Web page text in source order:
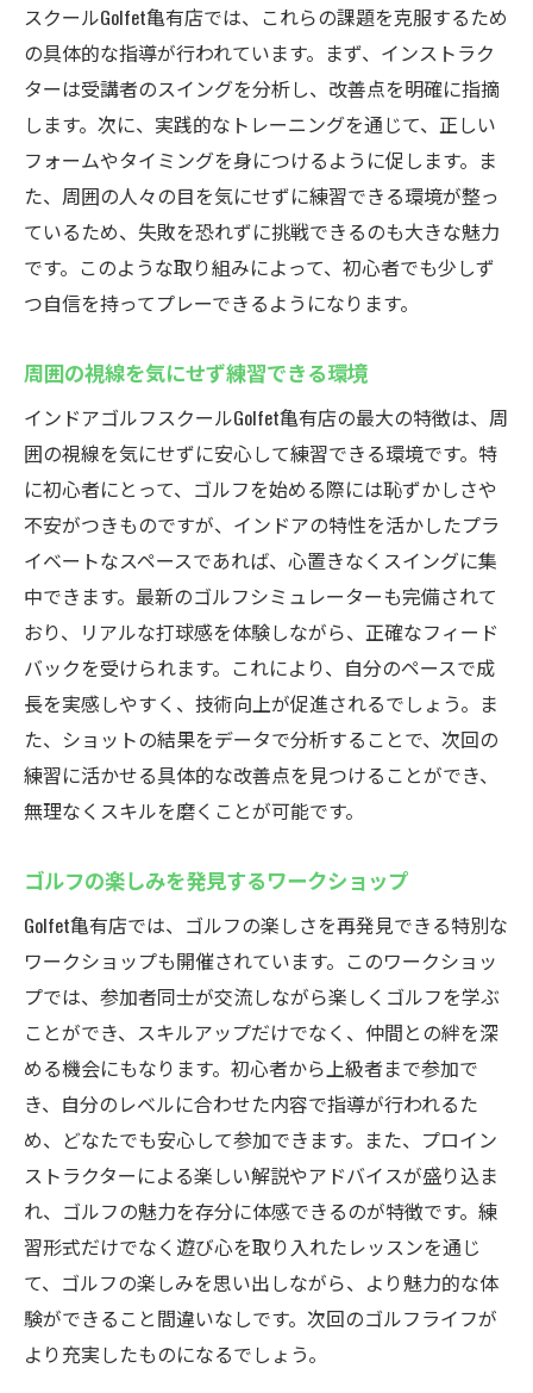
費用対効果を最大限に引き出す方法
通い放題だからこそ得られるメリット
料金プランの選び方と注意点
効果的に利用するための計画的な通い方
雨の日も安心！インドアゴルフスクールGolfet亀
有店の利用法
天候に左右されないゴルフ練習の利便性
雨の日こそ楽しむインドアゴルフのポイン
室内練習の充実した環境を活かす方法
悪天候でも快適にプレーできる理由
雨の日の特別プランの紹介
ゴルフスキルを磨くための雨の日活用法
ゴルフライフを充実させる！Golfet亀有店での新
しい挑戦
新しいゴルフ仲間との出会いの場
ゴルフを通じた新たな趣味の発見
自己成長を感じるゴルフチャレンジ
新しいテクニックへの挑戦と学び
ゴルフを通じたライフスタイルの変革
充実したゴルフライフを実現するためのヒ
スクールGolfet亀有店では、これらの課題を克服するため
の具体的な指導が行われています。まず、インストラク
ターは受講者のスイングを分析し、改善点を明確に指摘
します。次に、実践的なトレーニングを通じて、正しい
フォームやタイミングを身につけるように促します。ま
た、周囲の人々の目を気にせずに練習できる環境が整っ
ているため、失敗を恐れずに挑戦できるのも大きな魅力
です。このような取り組みによって、初心者でも少しず
つ自信を持ってプレーできるようになります。
周囲の視線を気にせず練習できる環境
インドアゴルフスクールGolfet亀有店の最大の特徴は、周
囲の視線を気にせずに安心して練習できる環境です。特
に初心者にとって、ゴルフを始める際には恥ずかしさや
不安がつきものですが、インドアの特性を活かしたプラ
イベートなスペースであれば、心置きなくスイングに集
中できます。最新のゴルフシミュレーターも完備されて
おり、リアルな打球感を体験しながら、正確なフィード
バックを受けられます。これにより、自分のペースで成
長を実感しやすく、技術向上が促進されるでしょう。ま
た、ショットの結果をデータで分析することで、次回の
練習に活かせる具体的な改善点を見つけることができ、
無理なくスキルを磨くことが可能です。
ゴルフの楽しみを発見するワークショップ
Golfet亀有店では、ゴルフの楽しさを再発見できる特別な
ワークショップも開催されています。このワークショッ
プでは、参加者同士が交流しながら楽しくゴルフを学ぶ
ことができ、スキルアップだけでなく、仲間との絆を深
める機会にもなります。初心者から上級者まで参加で
き、自分のレベルに合わせた内容で指導が行われるた
め、どなたでも安心して参加できます。また、プロイン
ストラクターによる楽しい解説やアドバイスが盛り込ま
れ、ゴルフの魅力を存分に体感できるのが特徴です。練
習形式だけでなく遊び心を取り入れたレッスンを通じ
て、ゴルフの楽しみを思い出しながら、より魅力的な体
験ができること間違いなしです。次回のゴルフライフが
より充実したものになるでしょう。